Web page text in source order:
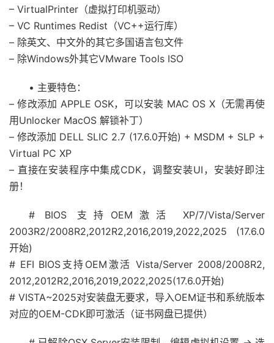
– VirtualPrinter（虚拟打印机驱动）
– VC Runtimes Redist（VC++运行库）
– 除英文、中文外的其它多国语言包文件
– 除Windows外其它VMware Tools ISO
• 主要特色：
– 修改添加 APPLE OSK，可以安装 MAC OS X（无需再使
用Unlocker MacOS 解锁补丁）
– 修改添加 DELL SLIC 2.7 (17.6.0开始) + MSDM + SLP +
Virtual PC XP
– 直接在安装程序中集成CDK，调整安装UI，安装好即注
册！
# BIOS 支持OEM激活 XP/7/Vista/Server
2003R2/2008R2,2012R2,2016,2019,2022,2025 (17.6.0
开始)
# EFI BIOS支持OEM激活 Vista/Server 2008/2008R2,
2012,2012R2,2016,2019,2022,2025(17.6.0开始)
# VISTA~2025对安装盘无要求，导入OEM证书和系统版本
对应的OEM-CDK即可激活（证书网盘已提供）